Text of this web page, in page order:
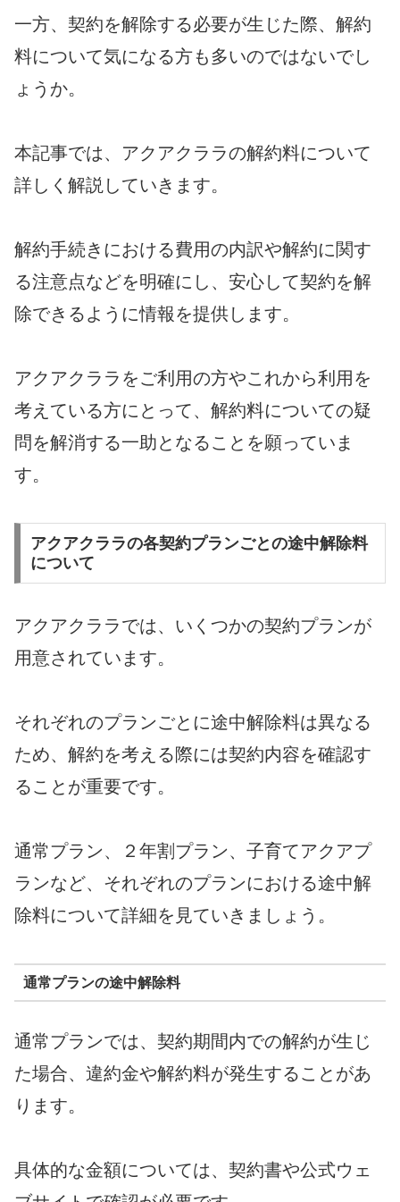
一方、契約を解除する必要が生じた際、解約
料について気になる方も多いのではないでし
ょうか。
本記事では、アクアクララの解約料について
詳しく解説していきます。
解約手続きにおける費用の内訳や解約に関す
る注意点などを明確にし、安心して契約を解
除できるように情報を提供します。
アクアクララをご利用の方やこれから利用を
考えている方にとって、解約料についての疑
問を解消する一助となることを願っていま
す。
アクアクララの各契約プランごとの途中解除料
について
アクアクララでは、いくつかの契約プランが
用意されています。
それぞれのプランごとに途中解除料は異なる
ため、解約を考える際には契約内容を確認す
ることが重要です。
通常プラン、２年割プラン、子育てアクアプ
ランなど、それぞれのプランにおける途中解
除料について詳細を見ていきましょう。
通常プランの途中解除料
通常プランでは、契約期間内での解約が生じ
た場合、違約金や解約料が発生することがあ
ります。
具体的な金額については、契約書や公式ウェ